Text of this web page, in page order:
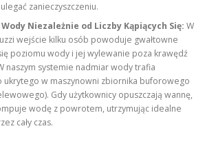
zanieczyszczeniu.
Niezależnie od Liczby Kąpiących Się: W
wejście kilku osób powoduje gwałtowne
poziomu wody i jej wylewanie poza krawędź
naszym systemie nadmiar wody trafia
ukrytego w maszynowni zbiornika buforowego
Gdy użytkownicy opuszczają wannę,
wodę z powrotem, utrzymując idealne
cały czas.